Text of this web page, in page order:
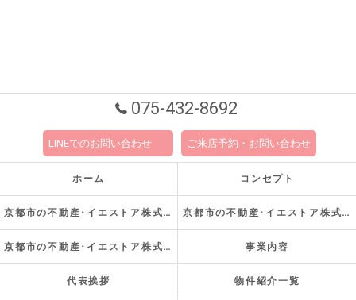
075-432-8692
LINEでのお問い合わせ ご来店予約・お問い合わせ
ホーム コンセプト
京都市の不動産･イエストア株式会社の口コミ情報 京都市の不動産･イエストア株式会社の評判
京都市の不動産･イエストア株式会社のお客様の声 事業内容
代表挨拶 物件紹介一覧